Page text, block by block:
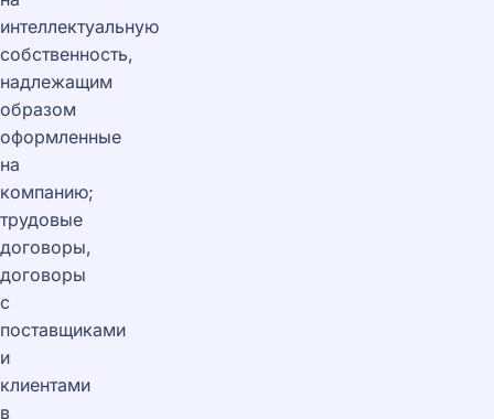
интеллектуальную
собственность,
надлежащим
образом
оформленные
на
компанию;
трудовые
договоры,
договоры
с
поставщиками
и
клиентами
в